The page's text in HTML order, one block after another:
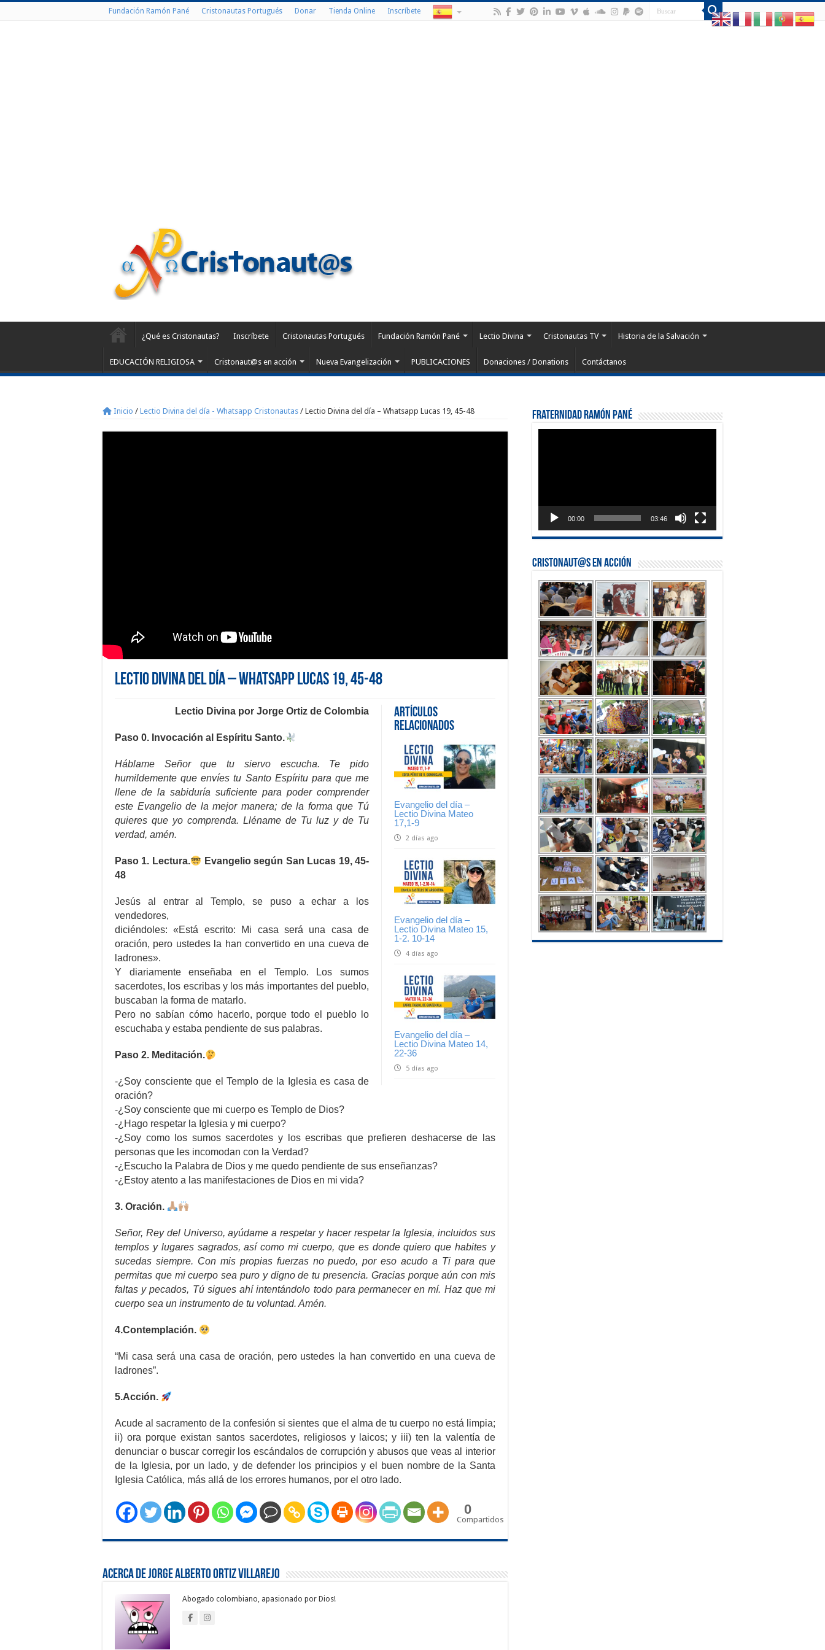
Fundación Ramón Pané Cristonautas Portugués Donar Tienda Online Inscríbete
¿Qué es Cristonautas? Inscríbete Cristonautas Portugués Fundación Ramón Pané Lectio Divina Cristonautas TV Historia de la Salvación
EDUCACIÓN RELIGIOSA Cristonaut@s en acción Nueva Evangelización PUBLICACIONES Donaciones / Donations Contáctanos
Inicio / Lectio Divina del día - Whatsapp Cristonautas / Lectio Divina del día – Whatsapp Lucas 19, 45-48
Lectio Divina del día – Whatsapp Lucas 19, 45-48
Artículos
Relacionados
Evangelio del día –
Lectio Divina Mateo
17,1-9
2 días ago
Evangelio del día –
Lectio Divina Mateo 15,
1-2. 10-14
4 días ago
Evangelio del día –
Lectio Divina Mateo 14,
22-36
5 días ago
Lectio Divina por Jorge Ortiz de Colombia
Paso 0. Invocación al Espíritu Santo.
Háblame Señor que tu siervo escucha. Te pido
humildemente que envíes tu Santo Espíritu para que me
llene de la sabiduría suficiente para poder comprender
este Evangelio de la mejor manera; de la forma que Tú
quieres que yo comprenda. Lléname de Tu luz y de Tu
verdad, amén.
Paso 1. Lectura.
Evangelio según San Lucas 19, 45-
48
Jesús al entrar al Templo, se puso a echar a los
vendedores,
diciéndoles: «Está escrito: Mi casa será una casa de
oración, pero ustedes la han convertido en una cueva de
ladrones».
Y diariamente enseñaba en el Templo. Los sumos
sacerdotes, los escribas y los más importantes del pueblo,
buscaban la forma de matarlo.
Pero no sabían cómo hacerlo, porque todo el pueblo lo
escuchaba y estaba pendiente de sus palabras.
Paso 2. Meditación.
-¿Soy consciente que el Templo de la Iglesia es casa de
oración?
-¿Soy consciente que mi cuerpo es Templo de Dios?
-¿Hago respetar la Iglesia y mi cuerpo?
-¿Soy como los sumos sacerdotes y los escribas que prefieren deshacerse de las
personas que les incomodan con la Verdad?
-¿Escucho la Palabra de Dios y me quedo pendiente de sus enseñanzas?
-¿Estoy atento a las manifestaciones de Dios en mi vida?
3. Oración.
Señor, Rey del Universo, ayúdame a respetar y hacer respetar la Iglesia, incluidos sus
templos y lugares sagrados, así como mi cuerpo, que es donde quiero que habites y
sucedas siempre. Con mis propias fuerzas no puedo, por eso acudo a Ti para que
permitas que mi cuerpo sea puro y digno de tu presencia. Gracias porque aún con mis
faltas y pecados, Tú sigues ahí intentándolo todo para permanecer en mí. Haz que mi
cuerpo sea un instrumento de tu voluntad. Amén.
4.Contemplación.
“Mi casa será una casa de oración, pero ustedes la han convertido en una cueva de
ladrones”.
5.Acción.
Acude al sacramento de la confesión si sientes que el alma de tu cuerpo no está limpia;
ii) ora porque existan santos sacerdotes, religiosos y laicos; y iii) ten la valentía de
denunciar o buscar corregir los escándalos de corrupción y abusos que veas al interior
de la Iglesia, por un lado, y de defender los principios y el buen nombre de la Santa
Iglesia Católica, más allá de los errores humanos, por el otro lado.
0
Compartidos
Acerca de Jorge Alberto Ortiz Villarejo
Abogado colombiano, apasionado por Dios!
Fraternidad Ramón Pané
00:00 03:46
Cristonaut@s en Acción